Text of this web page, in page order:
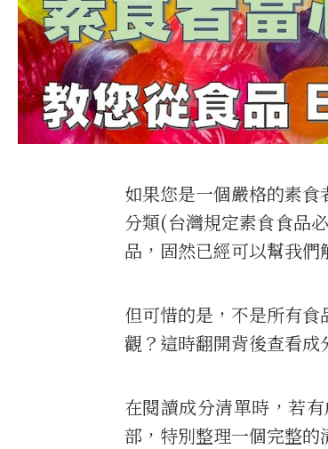
如果您是一個嚴格的素
分類(台灣規定素食食品
品，固然已經可以幫我們
但可惜的是，不是所有
觀？這時翻開背後查看成
在閱讀成分清單時，若
部，特別整理一個完整